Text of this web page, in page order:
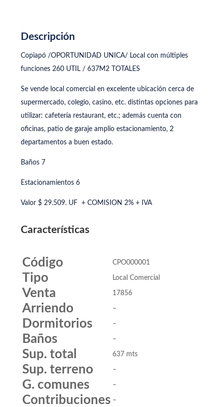
Descripción
Copiapó /OPORTUNIDAD UNICA/ Local con múltiples
funciones 260 UTIL / 637M2 TOTALES
Se vende local comercial en excelente ubicación cerca de
supermercado, colegio, casino, etc. distintas opciones para
utilizar: cafetería restaurant, etc.; además cuenta con
oficinas, patio de garaje amplio estacionamiento, 2
departamentos a buen estado.
Baños 7
Estacionamientos 6
Valor $ 29.509. UF + COMISION 2% + IVA
Características
Código CPO000001
Tipo Local Comercial
Venta 17856
Arriendo –
Dormitorios –
Baños –
Sup. total 637 mts
Sup. terreno –
G. comunes –
Contribuciones –